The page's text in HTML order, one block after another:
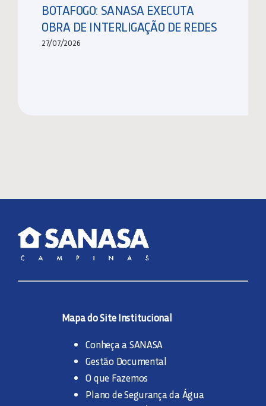
BOTAFOGO: SANASA EXECUTA
OBRA DE INTERLIGAÇÃO DE REDES
27/07/2026
Mapa do Site Institucional
Conheça a SANASA
Gestão Documental
O que Fazemos
Plano de Segurança da Água